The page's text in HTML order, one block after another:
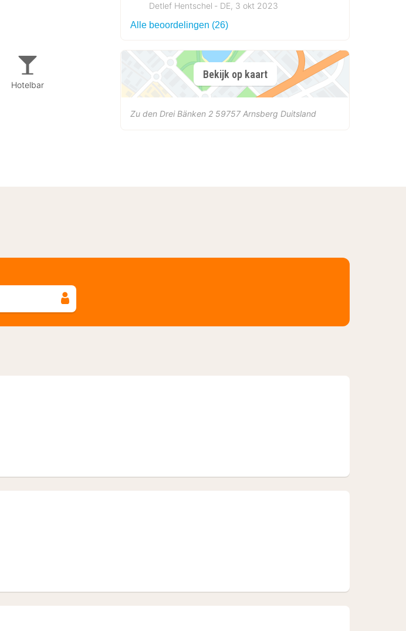
Hotelbar
ongedwongen hydrojetmassage in de
sauna. Perfect
Detlef Hentschel ‐ DE, 3 okt 2023
Alle beoordelingen (26)
Bekijk op kaart
Zu den Drei Bänken 2 59757 Arnsberg Duitsland